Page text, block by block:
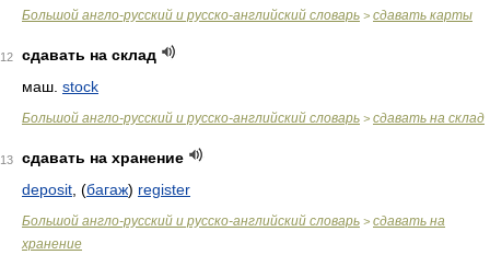
Большой англо-русский и русско-английский словарь > сдавать карты
12
сдавать на склад
маш. stock
Большой англо-русский и русско-английский словарь > сдавать на склад
13
сдавать на хранение
deposit , (багаж) register
Большой англо-русский и русско-английский словарь > сдавать на
хранение